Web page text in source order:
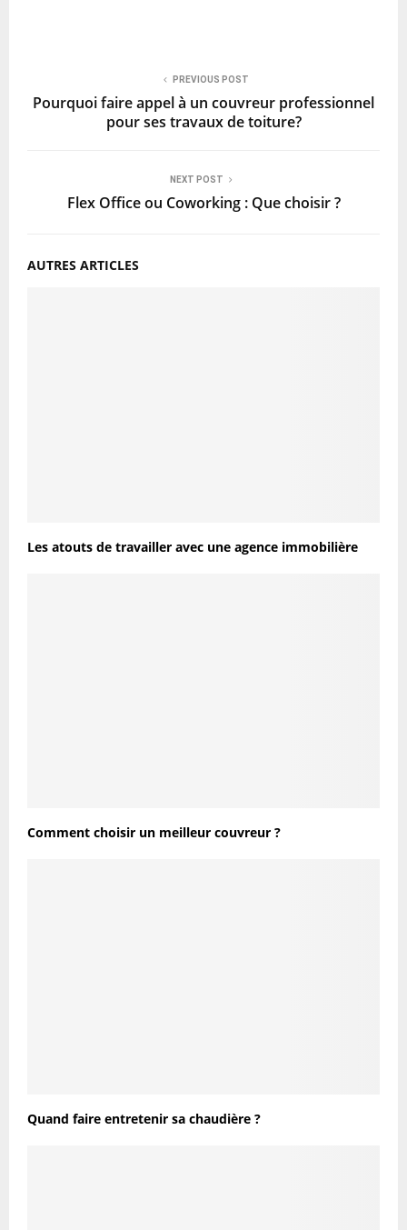
PREVIOUS POST
Pourquoi faire appel à un couvreur professionnel
pour ses travaux de toiture?
NEXT POST
Flex Office ou Coworking : Que choisir ?
AUTRES ARTICLES
Les atouts de travailler avec une agence immobilière
Comment choisir un meilleur couvreur ?
Quand faire entretenir sa chaudière ?